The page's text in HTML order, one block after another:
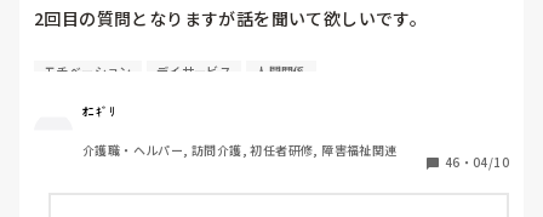
2回目の質問となりますが話を聞いて欲しいです。
4月から約1週間たち、仕事も少しずつですが覚えてきまし
「お前邪魔」「お前がやれよ」「は？なんで？」
モチベーション デイサービス 人間関係
ｵﾆｷﾞﾘ
介護職・ヘルパー, 訪問介護, 初任者研修, 障害福祉関連
46 ・ 04/10